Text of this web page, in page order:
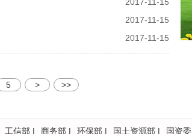
2017-11-15
2017-11-15
5 > >>
工信部 | 商务部 | 环保部 | 国土资源部 | 国资委